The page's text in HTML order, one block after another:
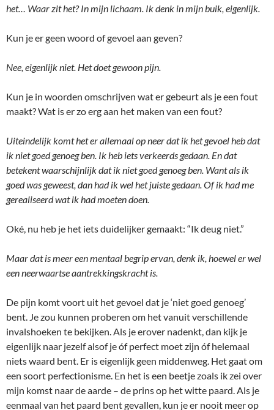
het… Waar zit het? In mijn lichaam. Ik denk in mijn buik, eigenlijk.
Kun je er geen woord of gevoel aan geven?
Nee, eigenlijk niet. Het doet gewoon pijn.
Kun je in woorden omschrijven wat er gebeurt als je een fout
maakt? Wat is er zo erg aan het maken van een fout?
Uiteindelijk komt het er allemaal op neer dat ik het gevoel heb dat
ik niet goed genoeg ben. Ik heb iets verkeerds gedaan. En dat
betekent waarschijnlijk dat ik niet goed genoeg ben. Want als ik
goed was geweest, dan had ik wel het juiste gedaan. Of ik had me
gerealiseerd wat ik had moeten doen.
Oké, nu heb je het iets duidelijker gemaakt: “Ik deug niet.”
Maar dat is meer een mentaal begrip ervan, denk ik, hoewel er wel
een neerwaartse aantrekkingskracht is.
De pijn komt voort uit het gevoel dat je ‘niet goed genoeg’
bent. Je zou kunnen proberen om het vanuit verschillende
invalshoeken te bekijken. Als je erover nadenkt, dan kijk je
eigenlijk naar jezelf alsof je óf perfect moet zijn óf helemaal
niets waard bent. Er is eigenlijk geen middenweg. Het gaat om
een soort perfectionisme. En het is een beetje zoals ik zei over
mijn komst naar de aarde – de prins op het witte paard. Als je
eenmaal van het paard bent gevallen, kun je er nooit meer op